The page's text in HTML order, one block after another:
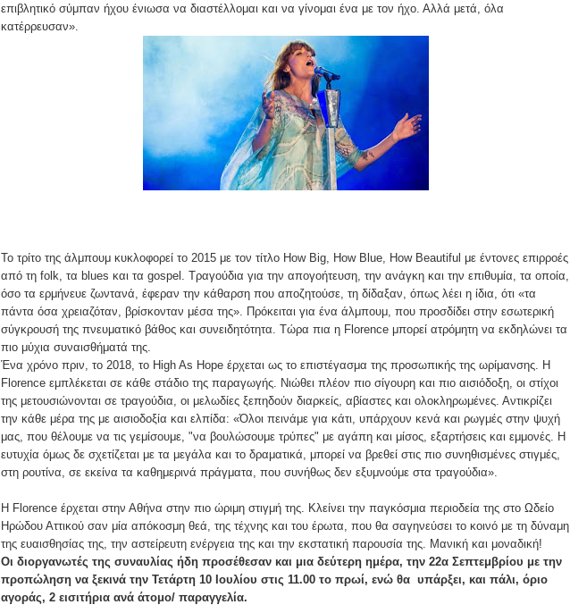
επιβλητικό σύμπαν ήχου ένιωσα να διαστέλλομαι και να γίνομαι ένα με τον ήχο. Αλλά μετά, όλα
κατέρρευσαν».
Το τρίτο της άλμπουμ κυκλοφορεί το 2015 με τον τίτλο How Big, How Blue, How Beautiful με έντονες επιρροές
από τη folk, τα blues και τα gospel. Τραγούδια για την απογοήτευση, την ανάγκη και την επιθυμία, τα οποία,
όσο τα ερμήνευε ζωντανά, έφεραν την κάθαρση που αποζητούσε, τη δίδαξαν, όπως λέει η ίδια, ότι «τα
πάντα όσα χρειαζόταν, βρίσκονταν μέσα της». Πρόκειται για ένα άλμπουμ, που προσδίδει στην εσωτερική
σύγκρουσή της πνευματικό βάθος και συνειδητότητα. Τώρα πια η Florence μπορεί ατρόμητη να εκδηλώνει τα
πιο μύχια συναισθήματά της.
Ένα χρόνο πριν, το 2018, το High As Hope έρχεται ως το επιστέγασμα της προσωπικής της ωρίμανσης. Η
Florence εμπλέκεται σε κάθε στάδιο της παραγωγής. Νιώθει πλέον πιο σίγουρη και πιο αισιόδοξη, οι στίχοι
της μετουσιώνονται σε τραγούδια, οι μελωδίες ξεπηδούν διαρκείς, αβίαστες και ολοκληρωμένες. Αντικρίζει
την κάθε μέρα της με αισιοδοξία και ελπίδα: «Όλοι πεινάμε για κάτι, υπάρχουν κενά και ρωγμές στην ψυχή
μας, που θέλουμε να τις γεμίσουμε, "να βουλώσουμε τρύπες" με αγάπη και μίσος, εξαρτήσεις και εμμονές. Η
ευτυχία όμως δε σχετίζεται με τα μεγάλα και το δραματικά, μπορεί να βρεθεί στις πιο συνηθισμένες στιγμές,
στη ρουτίνα, σε εκείνα τα καθημερινά πράγματα, που συνήθως δεν εξυμνούμε στα τραγούδια».
Η Florence έρχεται στην Αθήνα στην πιο ώριμη στιγμή της. Κλείνει την παγκόσμια περιοδεία της στο Ωδείο
Ηρώδου Αττικού σαν μία απόκοσμη θεά, της τέχνης και του έρωτα, που θα σαγηνεύσει το κοινό με τη δύναμη
της ευαισθησίας της, την αστείρευτη ενέργεια της και την εκστατική παρουσία της. Μανική και μοναδική!
Οι διοργανωτές της συναυλίας ήδη προσέθεσαν και μια δεύτερη ημέρα, την 22α Σεπτεμβρίου με την
προπώληση να ξεκινά την Τετάρτη 10 Ιουλίου στις 11.00 το πρωί, ενώ θα υπάρξει, και πάλι, όριο
αγοράς, 2 εισιτήρια ανά άτομο/ παραγγελία.